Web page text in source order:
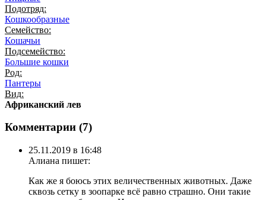
Подотряд:
Кошкообразные
Семейство:
Кошачьи
Подсемейство:
Большие кошки
Род:
Пантеры
Вид:
Африканский лев
Комментарии (7)
25.11.2019 в 16:48
Алиана пишет:
Как же я боюсь этих величественных животных. Даже
сквозь сетку в зоопарке всё равно страшно. Они такие